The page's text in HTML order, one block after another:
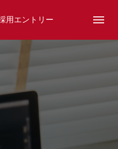
用エントリー